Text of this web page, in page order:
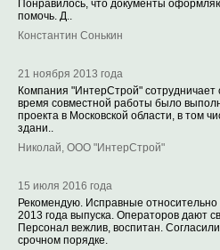
Понравилось, что документы
помочь. Д..
Константин Сонькин
21 ноября 2013 года
Компания "ИнтерСтрой" сотрудничает
время совместной работы было
проекта в Московской области, в том
здани..
Николай, ООО "ИнтерСтрой"
15 июля 2016 года
Рекомендую. Исправные
2013 года выпуска. Операторов дают
Персонал вежлив, воспитан.
срочном порядке.